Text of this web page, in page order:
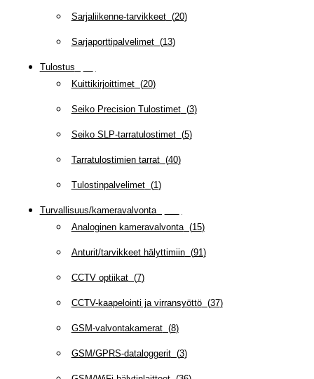
Sarjaliikenne-tarvikkeet(20)
Sarjaporttipalvelimet(13)
Tulostus
Kuittikirjoittimet(20)
Seiko Precision Tulostimet(3)
Seiko SLP-tarratulostimet(5)
Tarratulostimien tarrat(40)
Tulostinpalvelimet(1)
Turvallisuus/kameravalvonta(
Analoginen kameravalvonta(15)
Anturit/tarvikkeet hälyttimiin(91)
CCTV optiikat(7)
CCTV-kaapelointi ja virransyöttö(37)
GSM-valvontakamerat(8)
GSM/GPRS-dataloggerit(3)